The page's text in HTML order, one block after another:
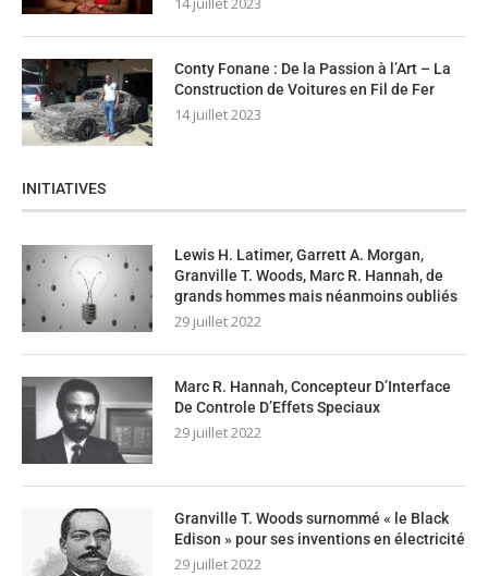
Conty Fonane : De la Passion à l’Art – La
Construction de Voitures en Fil de Fer
14 juillet 2023
INITIATIVES
Lewis H. Latimer, Garrett A. Morgan,
Granville T. Woods, Marc R. Hannah, de
grands hommes mais néanmoins oubliés
29 juillet 2022
Marc R. Hannah, Concepteur D’Interface
De Controle D’Effets Speciaux
29 juillet 2022
Granville T. Woods surnommé « le Black
Edison » pour ses inventions en électricité
29 juillet 2022